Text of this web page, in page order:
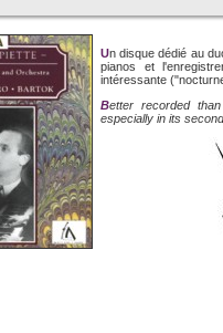
Un disque dédié au duo de piano "Reding et Piette". On entend principalement les
pianos et
intéressante
Better recorded
especially in its